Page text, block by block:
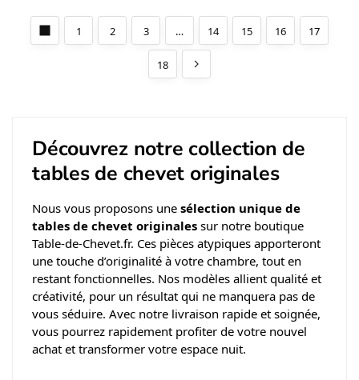
1 2 3 … 14 15 16 17
18
Découvrez notre collection de
tables de chevet originales
Nous vous proposons une sélection unique de
tables de chevet originales sur notre boutique
Table-de-Chevet.fr. Ces pièces atypiques apporteront
une touche d’originalité à votre chambre, tout en
restant fonctionnelles. Nos modèles allient qualité et
créativité, pour un résultat qui ne manquera pas de
vous séduire. Avec notre livraison rapide et soignée,
vous pourrez rapidement profiter de votre nouvel
achat et transformer votre espace nuit.